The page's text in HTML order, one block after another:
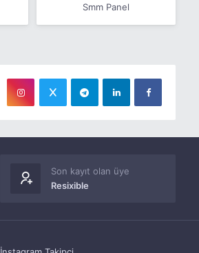
Smm Panel
Son kayıt olan üye
Resixible